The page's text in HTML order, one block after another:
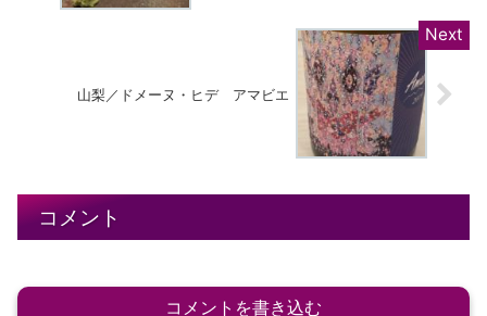
山梨／ドメーヌ・ヒデ アマビエ
コメント
コメントを書き込む